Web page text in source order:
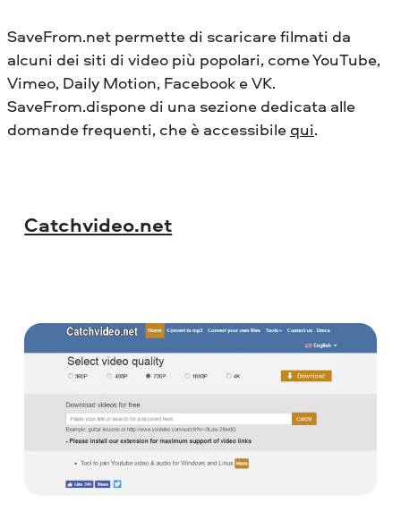
SaveFrom.net permette di scaricare filmati da
alcuni dei siti di video più popolari, come YouTube,
Vimeo, Daily Motion, Facebook e VK.
SaveFrom.dispone di una sezione dedicata alle
domande frequenti, che è accessibile qui.
Catchvideo.net